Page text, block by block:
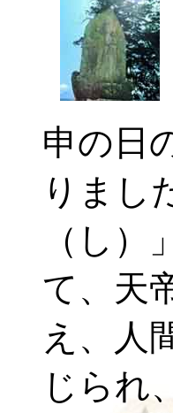
申の日
りまし
（し
て、天
え、人
じられ